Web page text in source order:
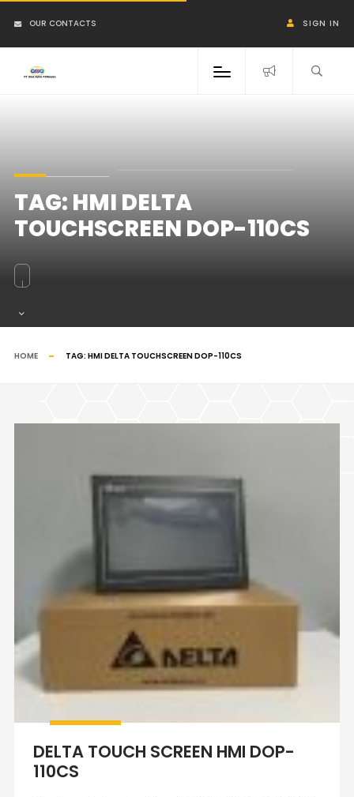
OUR CONTACTS SIGN IN
TAG: HMI DELTA
TOUCHSCREEN DOP-110CS
HOME TAG: HMI DELTA TOUCHSCREEN DOP-110CS
DELTA TOUCH SCREEN HMI DOP-
110CS